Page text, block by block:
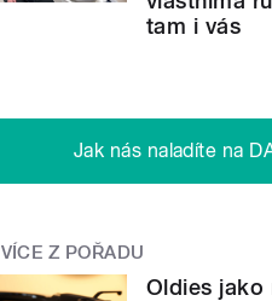
tam i vás
Jak nás naladíte na
VÍCE Z POŘADU
Oldies jako